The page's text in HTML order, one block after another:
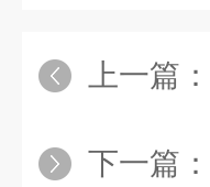
上一篇：
下一篇：